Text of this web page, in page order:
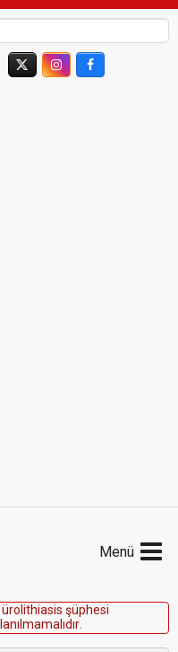
Menü
üro ithiasis şüphesi
anı mama ıdır